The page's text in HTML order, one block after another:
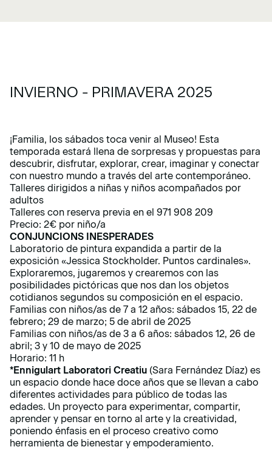
INVIERNO - PRIMAVERA 2025
¡Familia, los sábados toca venir al Museo! Esta
temporada estará llena de sorpresas y propuestas para
descubrir, disfrutar, explorar, crear, imaginar y conectar
con nuestro mundo a través del arte contemporáneo.
Talleres dirigidos a niñas y niños acompañados por
adultos
Talleres con reserva previa en el 971 908 209
Precio: 2€ por niño/a
CONJUNCIONS INESPERADES
Laboratorio de pintura expandida a partir de la
exposición «Jessica Stockholder. Puntos cardinales».
Exploraremos, jugaremos y crearemos con las
posibilidades pictóricas que nos dan los objetos
cotidianos segundos su composición en el espacio.
Familias con niños/as de 7 a 12 años: sábados 15, 22 de
febrero; 29 de marzo; 5 de abril de 2025
Familias con niños/as de 3 a 6 años: sábados 12, 26 de
abril; 3 y 10 de mayo de 2025
Horario: 11 h
*Ennigulart Laboratori Creatiu (Sara Fernández Díaz) es
un espacio donde hace doce años que se llevan a cabo
diferentes actividades para público de todas las
edades. Un proyecto para experimentar, compartir,
aprender y pensar en torno al arte y la creatividad,
poniendo énfasis en el proceso creativo como
herramienta de bienestar y empoderamiento.